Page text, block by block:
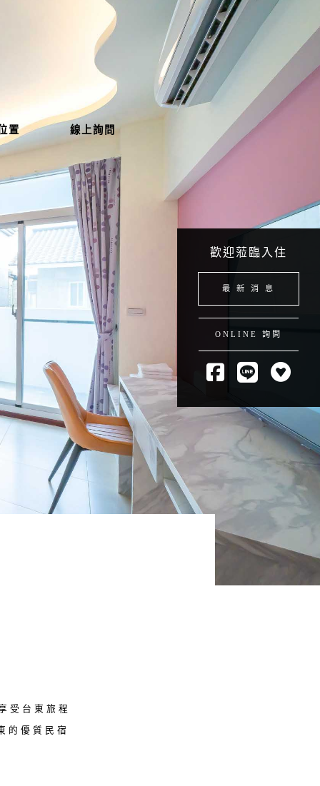
歡迎蒞臨入住
最 新 消 息
ONLINE 詢問
置 線上詢問
受台東旅程
的優質民宿